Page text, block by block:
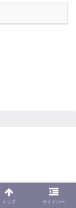
トップ サイドバー